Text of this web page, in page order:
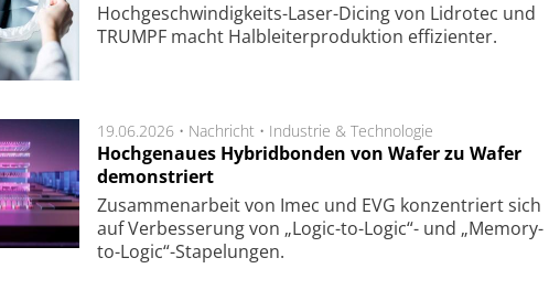
Hoch­ge­schwin­dig­keits-Laser-Dicing von Lidrotec und
TRUMPF macht Halb­lei­ter­pro­duk­tion ef­fi­zien­ter.
19.06.2026 • Nachricht • Industrie & Technologie
Hochgenaues Hybridbonden von Wafer zu Wafer
demonstriert
Zu­sam­men­arbeit von Imec und EVG kon­zen­triert sich
auf Ver­bes­se­rung von „Logic-to-Logic“- und „Memory-
to-Logic“-Sta­pe­lungen.